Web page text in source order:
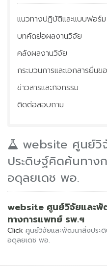
แพทย์หลังปริญญา
ศูนย์วิจัย และสิ่งประดิษฐ์
คิดค้นทางการแพทย์
ประชุมวิชาการ
ติดต่อเรา
แนวทางปฏิบัติและแบบฟอร์ม
บทคัดย่อผลงานวิจัย
คลังผลงานวิจัย
กระบวนการและเอกสารยื่นข
ข่าวสารและกิจกรรม
ติดต่อสอบถาม
website ศูนย์วิ
ประดิษฐ์คิดค้นทา
อดุลยเดช พอ.
website ศูนย์วิจัยและ
ทางการแพทย์ รพ.ฯ
Click ศูนย์วิจัยและพัฒนาสิ่งประ
อดุลยเดช พอ.